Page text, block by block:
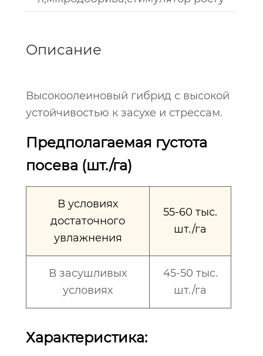
Описание
Высокоолеиновый гибрид с высокой
устойчивостью к засухе и стрессам.
Предполагаемая густота
посева (шт./га)
В условиях
достаточного
увлажнения
55-60 тыс.
шт./га
В засушливых
условиях
45-50 тыс.
шт./га
Характеристика: